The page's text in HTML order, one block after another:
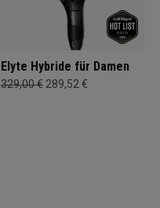
Elyte Hybride für Damen
329,00 € 289,52 €